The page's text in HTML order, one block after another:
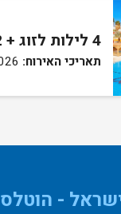
4 לילות לזוג + 2 ילדים ע"ב לינה וארוחת בוקר בחדר סופריור
תאריכי האירוח:
- הוטלס